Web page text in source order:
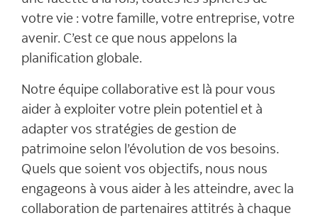
votre vie : votre famille, votre entreprise, votre
avenir. C’est ce que nous appelons la
planification globale.
Notre équipe collaborative est là pour vous
aider à exploiter votre plein potentiel et à
adapter vos stratégies de gestion de
patrimoine selon l’évolution de vos besoins.
Quels que soient vos objectifs, nous nous
engageons à vous aider à les atteindre, avec la
collaboration de partenaires attitrés à chaque